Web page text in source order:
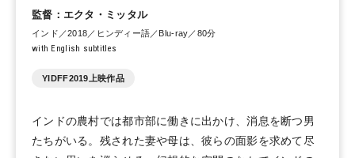
監督：エクタ・ミッタル
インド／2018／ヒンディー語／Blu-ray／80分
with English subtitles
YIDFF2019上映作品
インドの農村では都市部に働きに出かけ、消息を断つ男
たちがいる。残された妻や母は、彼らの面影を求めて尽